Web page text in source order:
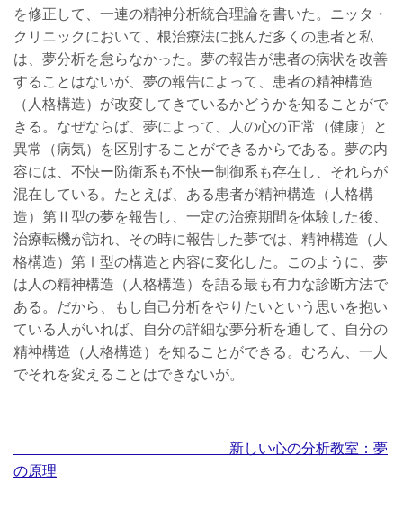
を修正して、一連の精神分析統合理論を書いた。ニッタ・
クリニックにおいて、根治療法に挑んだ多くの患者と私
は、夢分析を怠らなかった。夢の報告が患者の病状を改善
することはないが、夢の報告によって、患者の精神構造
（人格構造）が改変してきているかどうかを知ることがで
きる。なぜならば、夢によって、人の心の正常（健康）と
異常（病気）を区別することができるからである。夢の内
容には、不快ー防衛系も不快ー制御系も存在し、それらが
混在している。たとえば、ある患者が精神構造（人格構
造）第Ⅱ型の夢を報告し、一定の治療期間を体験した後、
治療転機が訪れ、その時に報告した夢では、精神構造（人
格構造）第Ⅰ型の構造と内容に変化した。このように、夢
は人の精神構造（人格構造）を語る最も有力な診断方法で
ある。だから、もし自己分析をやりたいという思いを抱い
ている人がいれば、自分の詳細な夢分析を通して、自分の
精神構造（人格構造）を知ることができる。むろん、一人
でそれを変えることはできないが。
新しい心の分析教室：夢
の原理